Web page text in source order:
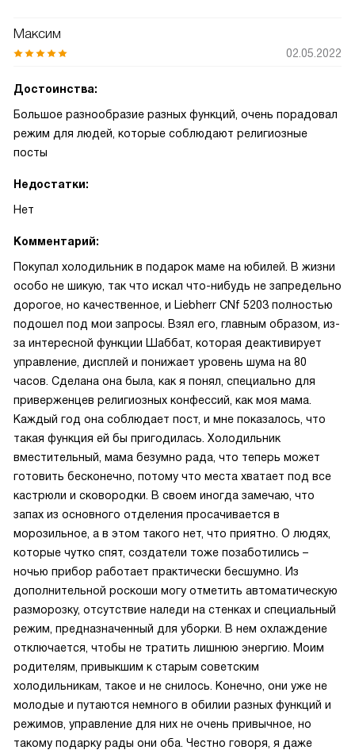
Максим
02.05.2022
Достоинства:
Большое разнообразие разных функций, очень порадовал
режим для людей, которые соблюдают религиозные
посты
Недостатки:
Нет
Комментарий:
Покупал холодильник в подарок маме на юбилей. В жизни
особо не шикую, так что искал что-нибудь не запредельно
дорогое, но качественное, и Liebherr CNf 5203 полностью
подошел под мои запросы. Взял его, главным образом, из-
за интересной функции Шаббат, которая деактивирует
управление, дисплей и понижает уровень шума на 80
часов. Сделана она была, как я понял, специально для
приверженцев религиозных конфессий, как моя мама.
Каждый год она соблюдает пост, и мне показалось, что
такая функция ей бы пригодилась. Холодильник
вместительный, мама безумно рада, что теперь может
готовить бесконечно, потому что места хватает под все
кастрюли и сковородки. В своем иногда замечаю, что
запах из основного отделения просачивается в
морозильное, а в этом такого нет, что приятно. О людях,
которые чутко спят, создатели тоже позаботились –
ночью прибор работает практически бесшумно. Из
дополнительной роскоши могу отметить автоматическую
разморозку, отсутствие наледи на стенках и специальный
режим, предназначенный для уборки. В нем охлаждение
отключается, чтобы не тратить лишнюю энергию. Моим
родителям, привыкшим к старым советским
холодильникам, такое и не снилось. Конечно, они уже не
молодые и путаются немного в обилии разных функций и
режимов, управление для них не очень привычное, но
такому подарку рады они оба. Честно говоря, я даже